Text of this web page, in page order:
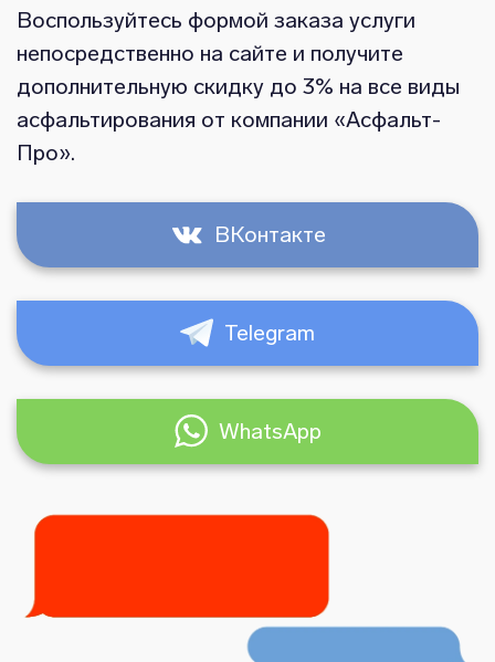
Воспользуйтесь формой заказа услуги
непосредственно на сайте и получите
дополнительную скидку до 3% на все виды
асфальтирования от компании «Асфальт-
Про».
ВКонтакте
Telegram
WhatsApp